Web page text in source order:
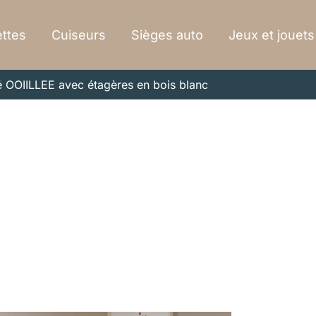
Cuiseurs Sièges auto Jeux et jouets
avec étagères en bois blanc